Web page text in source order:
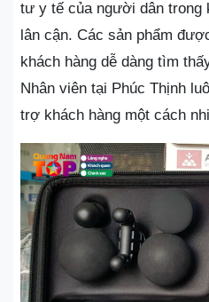
tư y tế của người dân trong
lân cận. Các sản phẩm
khách hàng dễ dàng tìm
Nhân viên tại Phúc Thịnh
trợ khách hàng một cách